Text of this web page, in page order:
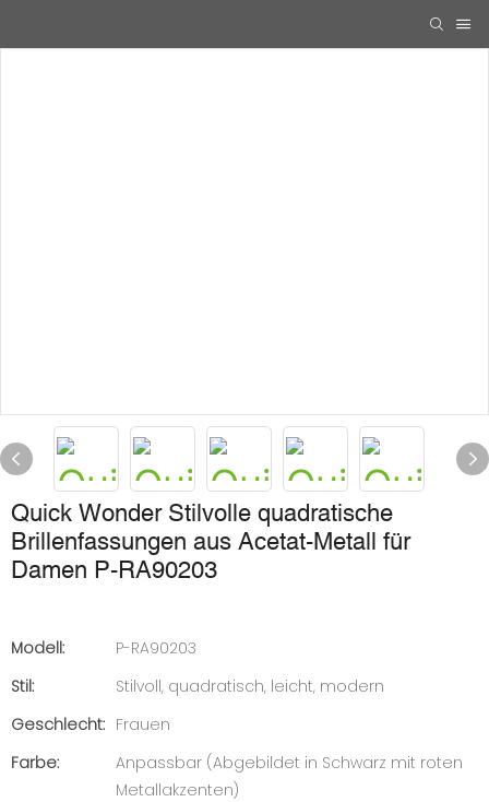
Quick Wonder Stilvolle quadratische
Brillenfassungen aus Acetat-Metall für
Damen P-RA90203
Modell:
P-RA90203
Stil:
Stilvoll, quadratisch, leicht, modern
Geschlecht: Frauen
Farbe:
Anpassbar (Abgebildet in Schwarz mit roten
Metallakzenten)